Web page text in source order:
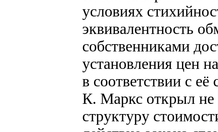
условиях
эквивалентность
собственниками
установления цен
в соответствии с
К. Маркс открыл не
структуру